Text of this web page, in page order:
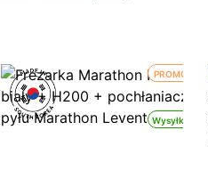
PROMOCJA
Wysyłka 24h